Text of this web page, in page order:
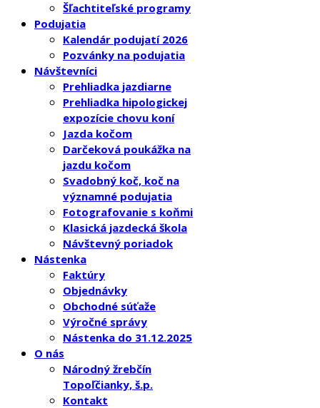
Šľachtiteľské programy
Podujatia
Kalendár podujatí 2026
Pozvánky na podujatia
Návštevníci
Prehliadka jazdiarne
Prehliadka hipologickej
expozície chovu koní
Jazda kočom
Darčeková poukážka na
jazdu kočom
Svadobný koč, koč na
významné podujatia
Fotografovanie s koňmi
Klasická jazdecká škola
Návštevný poriadok
Nástenka
Faktúry
Objednávky
Obchodné súťaže
Výročné správy
Nástenka do 31.12.2025
O nás
Národný žrebčín
Topoľčianky, š.p.
Kontakt